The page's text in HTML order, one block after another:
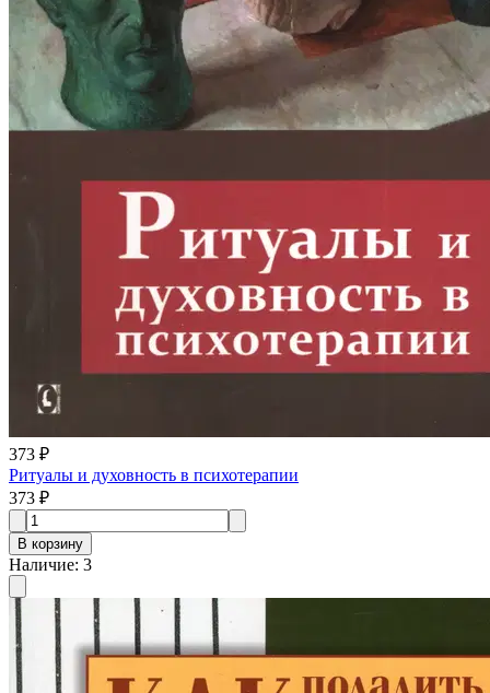
373 ₽
Ритуалы и духовность в психотерапии
373 ₽
В корзину
Наличие: 3